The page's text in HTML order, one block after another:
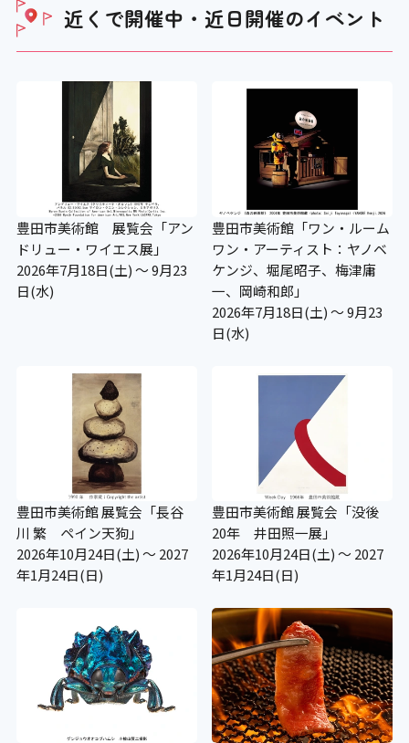
近くで開催中・近日開催のイベント
豊田市美術館 展覧会「アン
ドリュー・ワイエス展」
2026年7月18日(土) ～ 9月23
日(水)
豊田市美術館「ワン・ルーム
ワン・アーティスト：ヤノベ
ケンジ、堀尾昭子、梅津庸
一、岡崎和郎」
2026年7月18日(土) ～ 9月23
日(水)
豊田市美術館 展覧会「長谷
川 繁 ペイン天狗」
2026年10月24日(土) ～ 2027
年1月24日(日)
豊田市美術館 展覧会「没後
20年 井田照一展」
2026年10月24日(土) ～ 2027
年1月24日(日)